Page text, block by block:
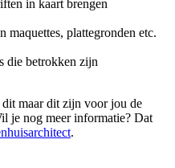
in kaart brengen
maquettes, plattegronden etc.
die betrokken zijn
maar dit zijn voor jou de
je nog meer informatie? Dat
.